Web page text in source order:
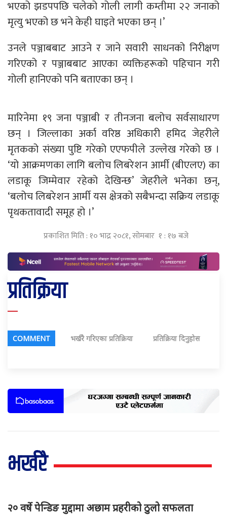
भएको झडपपछि चलेको गोली लागी कम्तीमा २२ जनाको
मृत्यु भएको छ भने केही घाइते भएका छन् ।’
उनले पञ्जाबबाट आउने र जाने सवारी साधनको निरीक्षण
गरिएको र पञ्जाबबाट आएका व्यक्तिहरूको पहिचान गरी
गोली हानिएको पनि बताएका छन् ।
मारिनेमा १९ जना पञ्जाबी र तीनजना बलोच सर्वसाधारण
छन् । जिल्लाका अर्का वरिष्ठ अधिकारी हमिद जेहरीले
मृतकको संख्या पुष्टि गरेको एएफपीले उल्लेख गरेको छ ।
‘यो आक्रमणका लागि बलोच लिबरेशन आर्मी (बीएलए) का
लडाकू जिम्मेवार रहेको देखिन्छ’ जेहरीले भनेका छन्,
‘बलोच लिबरेशन आर्मी यस क्षेत्रको सबैभन्दा सक्रिय लडाकू
पृथकतावादी समूह हो ।’
प्रकाशित मिति : १० भाद्र २०८१, सोमबार १ : १७ बजे
प्रतिक्रिया
COMMENT भर्खरै गरिएका प्रतिक्रिया प्रतिक्रिया दिनुहोस
भर्खरै
२० वर्षे पेन्डिङ मुद्दामा अछाम प्रहरीको ठुलो सफलता